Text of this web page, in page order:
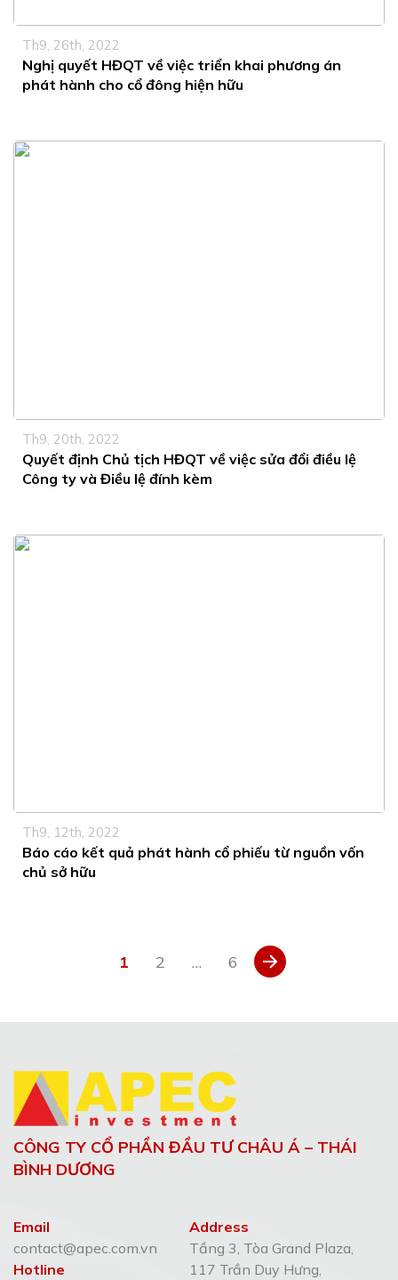
Th9, 26th, 2022
Nghị quyết HĐQT về việc triển khai phương án
phát hành cho cổ đông hiện hữu
Th9, 20th, 2022
Quyết định Chủ tịch HĐQT về việc sửa đổi điều lệ
Công ty và Điều lệ đính kèm
Th9, 12th, 2022
Báo cáo kết quả phát hành cổ phiếu từ nguồn vốn
chủ sở hữu
â
t
r
a
n
b
à
1 2 … 6
CÔNG TY CỔ PHẦN ĐẦU TƯ CHÂU Á – THÁI
BÌNH DƯƠNG
Email
contact@apec.com.vn
Hotline
Address
Tầng 3, Tòa Grand Plaza,
117 Trần Duy Hưng,